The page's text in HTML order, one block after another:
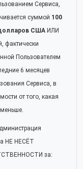
Сервиса,
суммой 100
США ИЛИ
фактически
Пользователем
6 месяцев
Сервиса, в
от того, какая
НЕ НЕСЁТ
за: